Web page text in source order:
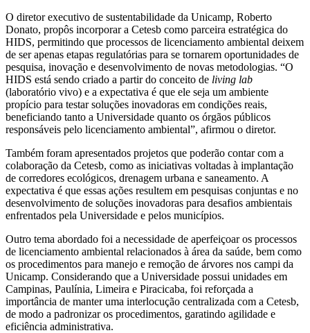
O diretor executivo de sustentabilidade da Unicamp, Roberto
Donato, propôs incorporar a Cetesb como parceira estratégica do
HIDS, permitindo que processos de licenciamento ambiental deixem
de ser apenas etapas regulatórias para se tornarem oportunidades de
pesquisa, inovação e desenvolvimento de novas metodologias. “O
HIDS está sendo criado a partir do conceito de living lab
(laboratório vivo) e a expectativa é que ele seja um ambiente
propício para testar soluções inovadoras em condições reais,
beneficiando tanto a Universidade quanto os órgãos públicos
responsáveis pelo licenciamento ambiental”, afirmou o diretor.
Também foram apresentados projetos que poderão contar com a
colaboração da Cetesb, como as iniciativas voltadas à implantação
de corredores ecológicos, drenagem urbana e saneamento. A
expectativa é que essas ações resultem em pesquisas conjuntas e no
desenvolvimento de soluções inovadoras para desafios ambientais
enfrentados pela Universidade e pelos municípios.
Outro tema abordado foi a necessidade de aperfeiçoar os processos
de licenciamento ambiental relacionados à área da saúde, bem como
os procedimentos para manejo e remoção de árvores nos campi da
Unicamp. Considerando que a Universidade possui unidades em
Campinas, Paulínia, Limeira e Piracicaba, foi reforçada a
importância de manter uma interlocução centralizada com a Cetesb,
de modo a padronizar os procedimentos, garatindo agilidade e
eficiência administrativa.